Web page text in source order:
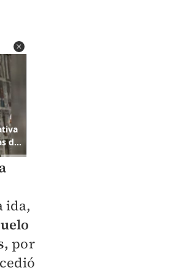
ida,
por